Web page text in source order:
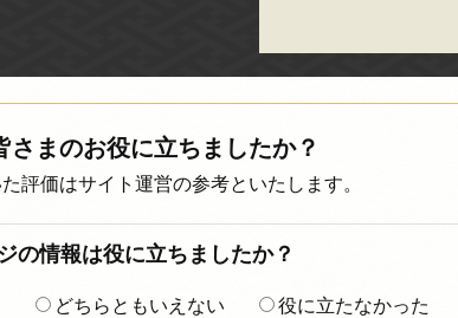
さまのお役に立ちましたか？
評価はサイト運営の参考といたします。
の情報は役に立ちましたか？
どちらともいえない 役に立たなかった